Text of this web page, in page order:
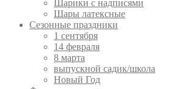
Шарики с надписями
Шары латексные
Сезонные праздники
1 сентября
14 февраля
8 марта
выпускной садик/школа
Новый Год